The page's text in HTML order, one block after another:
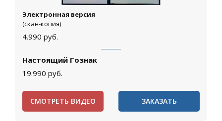
Электронная версия
(скан-копия)
4.990 руб.
Настоящий Гознак
19.990 руб.
СМОТРЕТЬ ВИДЕО ЗАКАЗАТЬ